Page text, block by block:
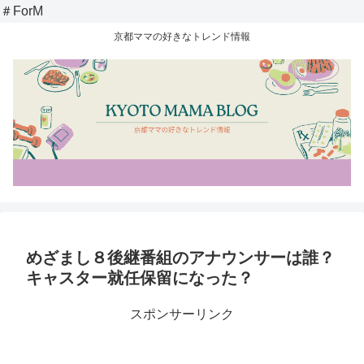
＃ForM
京都ママの好きなトレンド情報
めざまし８後継番組のアナウンサーは誰？
キャスター就任保留になった？
スポンサーリンク